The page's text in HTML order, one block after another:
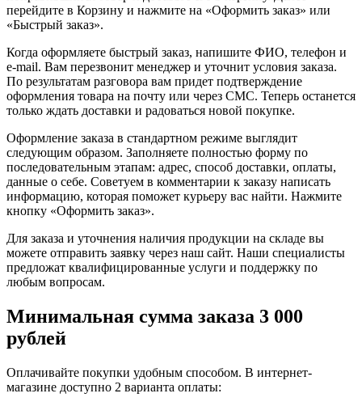
перейдите в Корзину и нажмите на «Оформить заказ» или
«Быстрый заказ».
Когда оформляете быстрый заказ, напишите ФИО, телефон и
e-mail. Вам перезвонит менеджер и уточнит условия заказа.
По результатам разговора вам придет подтверждение
оформления товара на почту или через СМС. Теперь останется
только ждать доставки и радоваться новой покупке.
Оформление заказа в стандартном режиме выглядит
следующим образом. Заполняете полностью форму по
последовательным этапам: адрес, способ доставки, оплаты,
данные о себе. Советуем в комментарии к заказу написать
информацию, которая поможет курьеру вас найти. Нажмите
кнопку «Оформить заказ».
Для заказа и уточнения наличия продукции на складе вы
можете отправить заявку через наш сайт. Наши специалисты
предложат квалифицированные услуги и поддержку по
любым вопросам.
Минимальная сумма заказа 3 000
рублей
Оплачивайте покупки удобным способом. В интернет-
магазине доступно 2 варианта оплаты: